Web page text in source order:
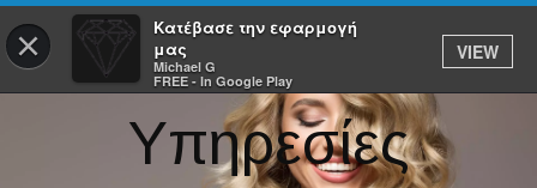
×
Κατέβασε την εφαρμογή
μας
Michael G
FREE - In Google Play
VIEW
Υπηρεσίες